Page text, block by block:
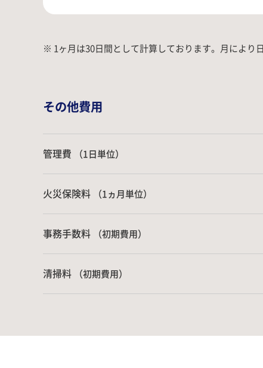
※ 1ヶ月は30日間として計算しております。 月により
その他費用
管理費 （1日単位）
火災保険料 （1ヵ月単位）
事務手数料 （初期費用）
清掃料 （初期費用）